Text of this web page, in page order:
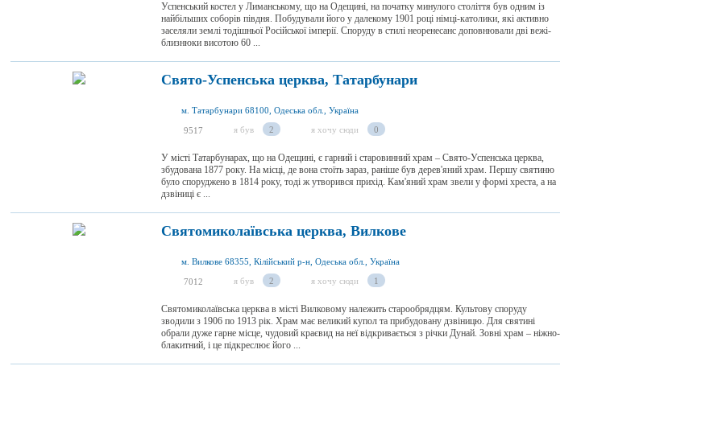
Успенський костел у Лиманському, що на Одещині, на початку минулого століття був одним із
найбільших соборів півдня. Побудували його у далекому 1901 році німці-католики, які активно
заселяли землі тодішньої Російської імперії. Споруду в стилі неоренесанс доповнювали дві вежі-
близнюки висотою 60 ...
Свято-Успенська церква, Татарбунари
м. Татарбунари 68100, Одеська обл., Україна
9517 я був 2 я хочу сюди 0
У місті Татарбунарах, що на Одещині, є гарний і старовинний храм – Свято-Успенська церква,
збудована 1877 року. На місці, де вона стоїть зараз, раніше був дерев'яний храм. Першу святиню
було споруджено в 1814 року, тоді ж утворився прихід. Кам'яний храм звели у формі хреста, а на
дзвіниці є ...
Святомиколаївська церква, Вилкове
м. Вилкове 68355, Кілійський р-н, Одеська обл., Україна
7012 я був 2 я хочу сюди 1
Святомиколаївська церква в місті Вилковому належить старообрядцям. Культову споруду
зводили з 1906 по 1913 рік. Храм має великий купол та прибудовану дзвіницю. Для святині
обрали дуже гарне місце, чудовий краєвид на неї відкривається з річки Дунай. Зовні храм – ніжно-
блакитний, і це підкреслює його ...